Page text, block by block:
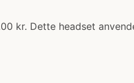
kr. Dette headset